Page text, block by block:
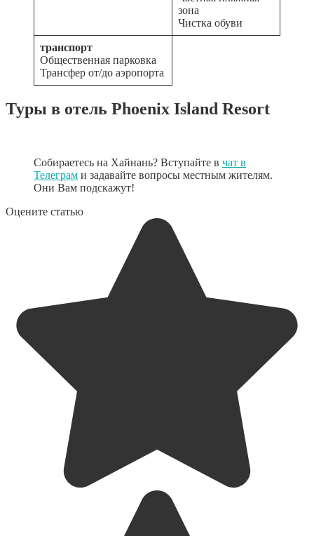
зона
Чистка обуви
транспорт
Общественная парковка
Трансфер от/до аэропорта
Туры в отель Phoenix Island Resort
Собираетесь на Хайнань? Вступайте в чат в
Телеграм и задавайте вопросы местным жителям.
Они Вам подскажут!
Оцените статью